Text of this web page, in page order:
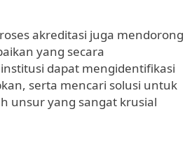
akreditasi juga mendorong
yang secara
dapat mengidentifikasi
serta mencari solusi untuk
unsur yang sangat krusial